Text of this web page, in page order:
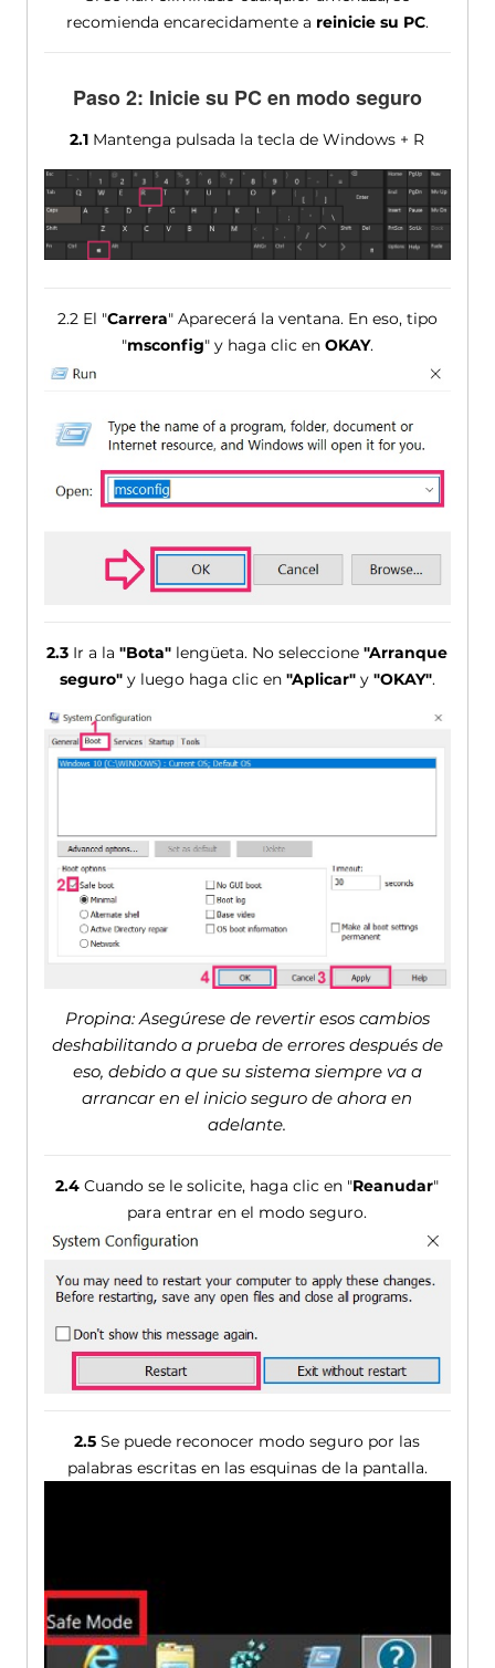
recomienda encarecidamente a reinicie su PC.
Paso 2: Inicie su PC en modo seguro
2.1 Mantenga pulsada la tecla de Windows + R
2.2 El "Carrera" Aparecerá la ventana. En eso, tipo
"msconfig" y haga clic en OKAY.
2.3 Ir a la"Bota" lengüeta. No seleccione"Arranque
seguro"y luego haga clic en "Aplicar"y "OKAY".
Propina: Asegúrese de revertir esos cambios
deshabilitando a prueba de errores después de
eso, debido a que su sistema siempre va a
arrancar en el inicio seguro de ahora en
adelante.
2.4 Cuando se le solicite, haga clic en "Reanudar"
para entrar en el modo seguro.
2.5 Se puede reconocer modo seguro por las
palabras escritas en las esquinas de la pantalla.